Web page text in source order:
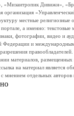
«Мизантропик Дивижн»,
организация
местные религиозные
а именно: текстовые
фотографии, видео и
Федерации и
материалов, размещенных
на материал является
мнением отдельных авторов